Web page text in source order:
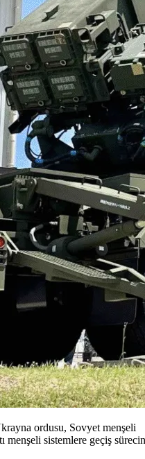
ordusu, Sovyet menşeli
menşeli sistemlere geçiş